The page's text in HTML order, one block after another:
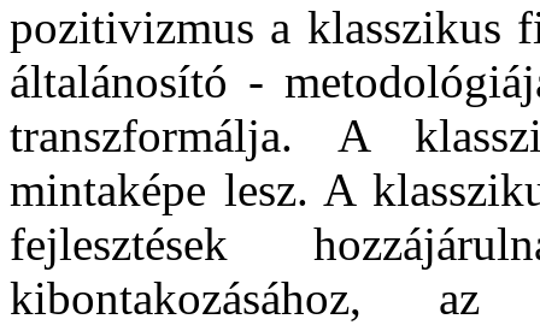
pozitivizmus a klasszikus
általánosító -
transzformálja. A
mintaképe lesz. A
fejlesztések
kibontakozásához, az